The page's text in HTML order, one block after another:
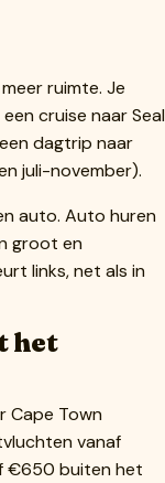
ruimte. Je
cruise naar Seal
dagtrip naar
juli-november).
auto. Auto huren
groot en
links, net als in
het
Cape Town
vanaf
€650 buiten het